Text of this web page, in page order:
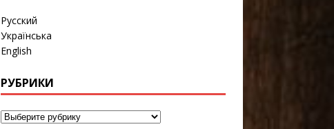
Русский
Українська
English
РУБРИКИ